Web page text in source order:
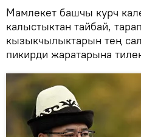
Мамлекет башчы курч
калыстыктан тайбай,
кызыкчылыктарын тең
пикирди жаратарына